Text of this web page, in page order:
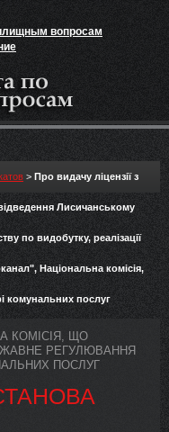
вопросам
> Про видачу ліцензії з
Лисичанському
по видобутку, реалізації
Національна комісія,
комунальних послуг
КОМІСІЯ, ЩО
РЕГУЛЮВАННЯ
ПОСЛУГ